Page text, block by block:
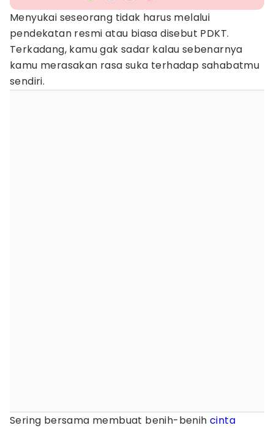
Menyukai seseorang tidak harus melalui
pendekatan resmi atau biasa disebut PDKT.
Terkadang, kamu gak sadar kalau sebenarnya
kamu merasakan rasa suka terhadap sahabatmu
sendiri.
Sering bersama membuat benih-benih cinta